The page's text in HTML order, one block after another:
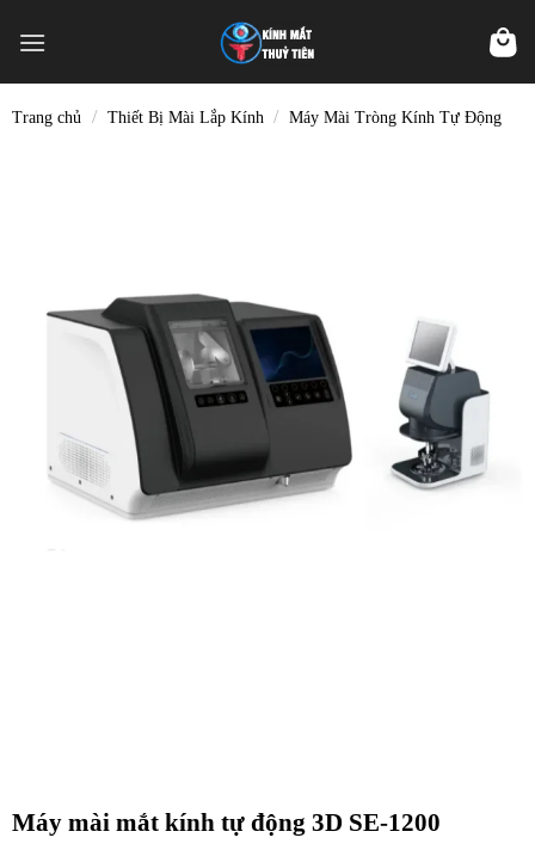
Trang chủ / Thiết Bị Mài Lắp Kính / Máy Mài Tròng Kính Tự Động
Máy mài mắt kính tự động 3D SE-1200